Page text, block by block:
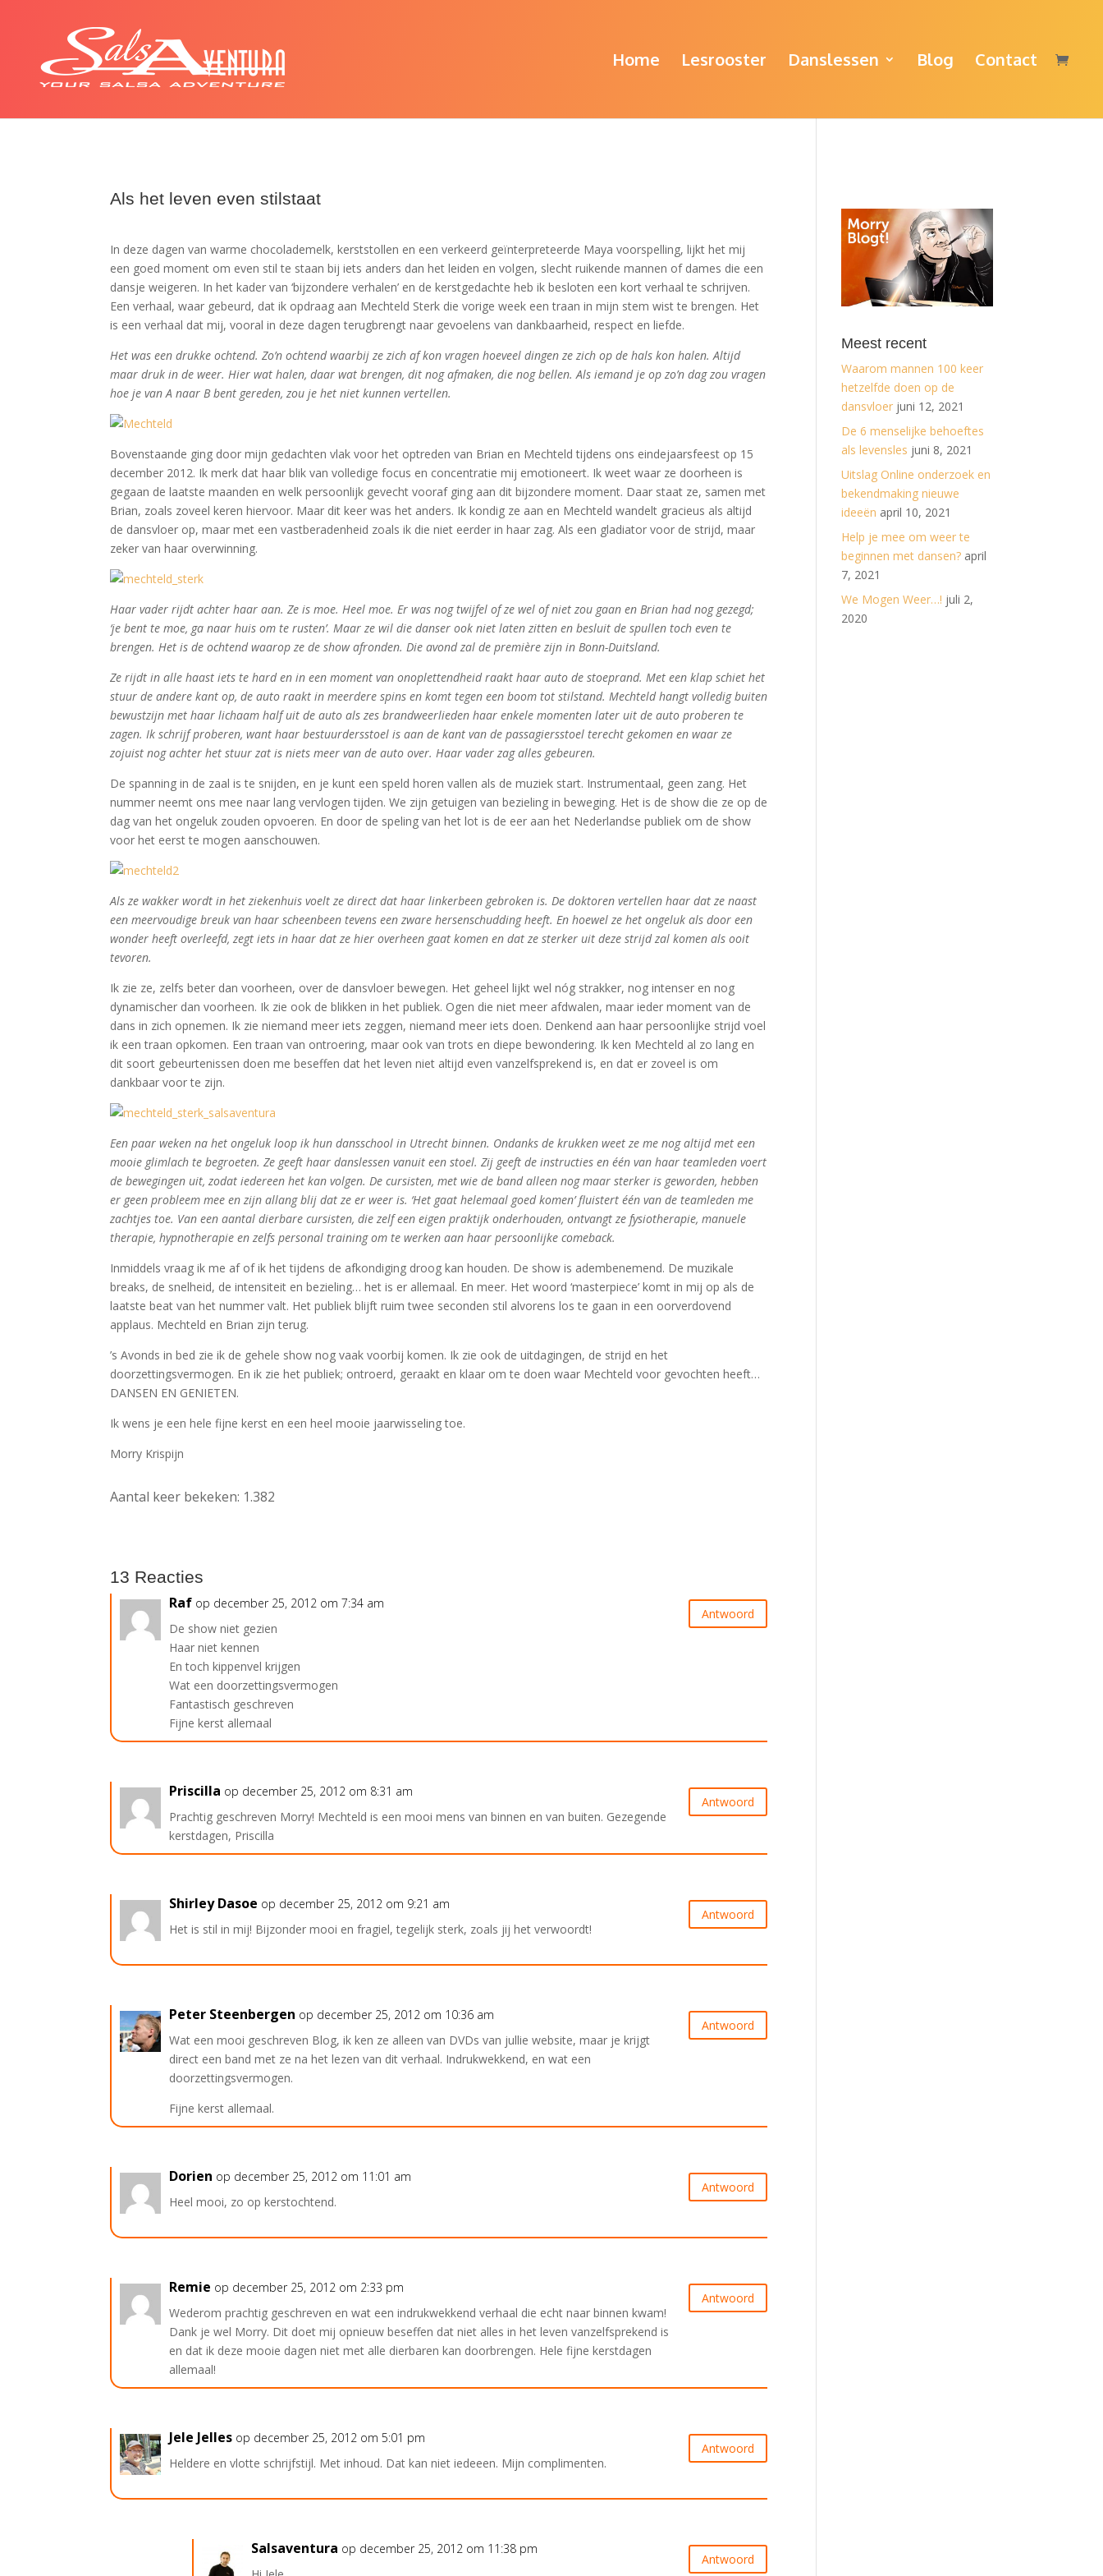
Home Lesrooster Danslessen Blog Contact
Als het leven even stilstaat
In deze dagen van warme chocolademelk, kerststollen en een verkeerd geïnterpreteerde Maya voorspelling, lijkt het mij
een goed moment om even stil te staan bij iets anders dan het leiden en volgen, slecht ruikende mannen of dames die een
dansje weigeren. In het kader van ‘bijzondere verhalen’ en de kerstgedachte heb ik besloten een kort verhaal te schrijven.
Een verhaal, waar gebeurd, dat ik opdraag aan Mechteld Sterk die vorige week een traan in mijn stem wist te brengen. Het
is een verhaal datmij, vooral in deze dagen terugbrengt naar gevoelens van dankbaarheid, respect en liefde.
Het was een drukke ochtend. Zo’n ochtend waarbij ze zich af kon vragen hoeveel dingen ze zich op de hals kon halen. Altijd
maar druk in de weer. Hier wat halen, daar wat brengen, dit nog afmaken, die nog bellen. Als iemand je op zo’n dag zou vragen
hoe je van A naar B bent gereden, zou je het niet kunnen vertellen.
Bovenstaande ging door mijn gedachten vlak voor het optreden van Brian en Mechteld tijdens ons eindejaarsfeest op 15
december 2012. Ik merk dat haar blik van volledige focus en concentratie mij emotioneert. Ik weet waar ze doorheen is
gegaan de laatste maanden en welk persoonlijk gevecht vooraf ging aan dit bijzondere moment. Daar staat ze, samen met
Brian, zoals zoveel keren hiervoor. Maar dit keer was het anders. Ik kondig ze aan en Mechteld wandelt gracieus als altijd
de dansvloer op, maar met een vastberadenheid zoals ik die niet eerder in haar zag. Als een gladiator voor de strijd, maar
zeker van haar overwinning.
Haar vader rijdt achter haar aan. Ze is moe. Heel moe. Er was nog twijfel of ze wel of niet zou gaan en Brian had nog gezegd;
‘je bent te moe, ga naar huis om te rusten’. Maar ze wil die danser ook niet laten zitten en besluit de spullen toch even te
brengen. Het is de ochtend waarop ze de show afronden. Die avond zal de première zijn in Bonn-Duitsland.
Ze rijdt in alle haast iets te hard en in een moment van onoplettendheid raakt haar auto de stoeprand. Met een klap schiet het
stuur de andere kant op, de auto raakt in meerdere spins en komt tegen een boom tot stilstand. Mechteld hangt volledig buiten
bewustzijn met haar lichaam half uit de auto als zes brandweerlieden haar enkele momenten later uit de auto proberen te
zagen. Ik schrijf proberen, want haar bestuurdersstoel is aan de kant van de passagiersstoel terecht gekomen en waar ze
zojuist nog achter het stuur zat is niets meer van de auto over. Haar vader zag alles gebeuren.
De spanning in de zaal is te snijden, en je kunt een speld horen vallen als de muziek start. Instrumentaal, geen zang. Het
nummer neemt ons mee naar lang vervlogen tijden. We zijn getuigen van bezieling in beweging. Het is de show die ze op de
dag van het ongeluk zouden opvoeren. En door de speling van het lot is de eer aan het Nederlandse publiek om de show
voor het eerst te mogen aanschouwen.
Als ze wakker wordt in het ziekenhuis voelt ze direct dat haar linkerbeen gebroken is. De doktoren vertellen haar dat ze naast
een meervoudige breuk van haar scheenbeen tevens een zware hersenschudding heeft. En hoewel ze het ongeluk als door een
wonder heeft overleefd, zegt iets in haar dat ze hier overheen gaat komen en dat ze sterker uit deze strijd zal komen als ooit
tevoren.
Ik zie ze, zelfs beter dan voorheen, over de dansvloer bewegen. Het geheel lijkt wel nóg strakker, nog intenser en nog
dynamischer dan voorheen. Ik zie ook de blikken in het publiek. Ogen die niet meer afdwalen, maar ieder moment van de
dans in zich opnemen. Ik zie niemand meer iets zeggen, niemand meer iets doen. Denkend aan haar persoonlijke strijd voel
ik een traan opkomen. Een traan van ontroering, maar ook van trots en diepe bewondering. Ik ken Mechteld al zo lang en
dit soort gebeurtenissen doen me beseffen dat het leven niet altijd even vanzelfsprekend is, en dat er zoveel is om
dankbaar voor te zijn.
Een paar weken na het ongeluk loop ik hun dansschool in Utrecht binnen. Ondanks de krukken weet ze me nog altijd met een
mooie glimlach te begroeten. Ze geeft haar danslessen vanuit een stoel. Zij geeft de instructies en één van haar teamleden voert
de bewegingen uit, zodat iedereen het kan volgen. De cursisten, met wie de band alleen nog maar sterker is geworden, hebben
er geen probleem mee en zijn allang blij dat ze er weer is. ‘Het gaat helemaal goed komen’ fluistert één van de teamleden me
zachtjes toe. Van een aantal dierbare cursisten, die zelf een eigen praktijk onderhouden, ontvangt ze fysiotherapie, manuele
therapie, hypnotherapie en zelfs personal training om te werken aan haar persoonlijke comeback.
Inmiddels vraag ik me af of ik het tijdens de afkondiging droog kan houden. De show is adembenemend. De muzikale
breaks, de snelheid, de intensiteit en bezieling… het is er allemaal. En meer. Het woord ‘masterpiece’ komt in mij op als de
laatste beat van het nummer valt. Het publiek blijft ruim twee seconden stil alvorens los te gaan in een oorverdovend
applaus. Mechteld en Brian zijn terug.
’s Avonds in bed zie ik de gehele show nog vaak voorbij komen. Ik zie ook de uitdagingen, de strijd en het
doorzettingsvermogen. En ik zie het publiek; ontroerd, geraakt en klaar om te doen waar Mechteld voor gevochten heeft…
DANSEN EN GENIETEN.
Ik wens je een hele fijne kerst en een heel mooie jaarwisseling toe.
Morry Krispijn
Aantal keer bekeken: 1.382
13 Reacties
Raf op december 25, 2012 om 7:34 am
De show niet gezien
Haar niet kennen
En toch kippenvel krijgen
Wat een doorzettingsvermogen
Fantastisch geschreven
Fijne kerst allemaal
Antwoord
Priscilla op december 25, 2012 om 8:31 am
Prachtig geschreven Morry! Mechteld is een mooi mens van binnen en van buiten. Gezegende
kerstdagen, Priscilla
Antwoord
Shirley Dasoe op december 25, 2012 om 9:21 am
Het is stil in mij! Bijzonder mooi en fragiel, tegelijk sterk, zoals jij het verwoordt!
Antwoord
Peter Steenbergen op december 25, 2012 om 10:36 am
Wat een mooi geschreven Blog, ik ken ze alleen van DVDs van jullie website, maar je krijgt
direct een band met ze na het lezen van dit verhaal. Indrukwekkend, en wat een
doorzettingsvermogen.
Fijne kerst allemaal.
Antwoord
Dorien op december 25, 2012 om 11:01 am
Heel mooi, zo op kerstochtend.
Antwoord
Remie op december 25, 2012 om 2:33 pm
Wederom prachtig geschreven en wat een indrukwekkend verhaal die echt naar binnen kwam!
Dank je wel Morry. Dit doet mij opnieuw beseffen dat niet alles in het leven vanzelfsprekend is
en dat ik deze mooie dagen niet met alle dierbaren kan doorbrengen. Hele fijne kerstdagen
allemaal!
Antwoord
Jele Jelles op december 25, 2012 om 5:01 pm
Heldere en vlotte schrijfstijl. Met inhoud. Dat kan niet iedeeen. Mijn complimenten.
Antwoord
Salsaventura op december 25, 2012 om 11:38 pm
Antwoord
Meest recent
Waarom mannen 100 keer
hetzelfde doen op de
dansvloer juni 12, 2021
De 6 menselijke behoeftes
als levensles juni 8, 2021
Uitslag Online onderzoek en
bekendmaking nieuwe
ideeën april 10, 2021
Help je mee om weer te
beginnen met dansen? april
7, 2021
We Mogen Weer…! juli 2,
2020